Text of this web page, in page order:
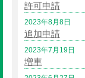
許可申請
2023年8月8日
追加申請
2023年7月19日
増車